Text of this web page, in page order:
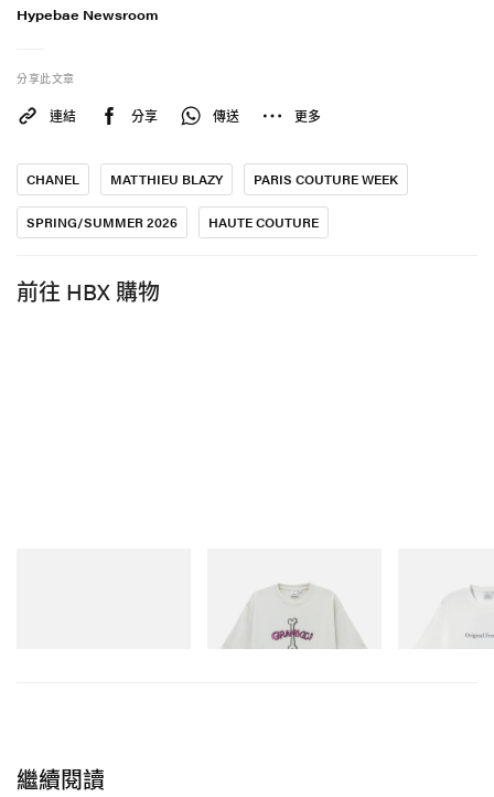
Hypebae Newsroom
分享此文章
連結 分享 傳送 更多
CHANEL MATTHIEU BLAZY PARIS COUTURE WEEK
SPRING/SUMMER 2026 HAUTE COUTURE
前往 HBX 購物
Bone Tee Pigment Dyed
立即購入
繼續閱讀